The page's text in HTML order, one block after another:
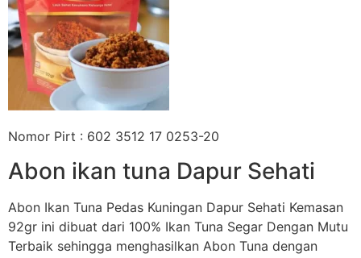
Nomor Pirt : 602 3512 17 0253-20
Abon ikan tuna Dapur Sehati
Abon Ikan Tuna Pedas Kuningan Dapur Sehati Kemasan
92gr ini dibuat dari 100% Ikan Tuna Segar Dengan Mutu
Terbaik sehingga menghasilkan Abon Tuna dengan